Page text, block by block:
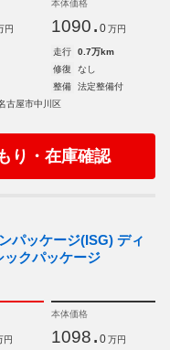
円
本体価格
1090. 0 万円
走行
0.7万km
修復
なし
整備
法定整備付
古屋市中川区
り・在庫確認
パッケージ(ISG) ディ
ックパッケージ
円
本体価格
1098. 0 万円